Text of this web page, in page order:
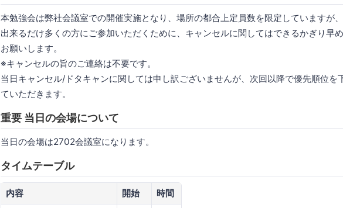
本勉強会は弊社会議室での開催実施となり、場所の都合上定員数を限定していますが、
出来るだけ多くの方にご参加いただくために、キャンセルに関してはできるかぎり早
お願いします。
※キャンセルの旨のご連絡は不要です。
当日キャンセル/ドタキャンに関しては申し訳ございませんが、次回以降で優先順位を
ていただきます。
重要 当日の会場について
当日の会場は2702会議室になります。
タイムテーブル
内容 開始
時間